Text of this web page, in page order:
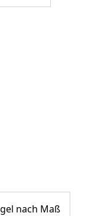
nach Maß